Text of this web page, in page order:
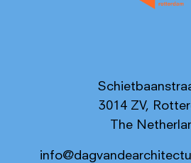
3014 ZV,
The